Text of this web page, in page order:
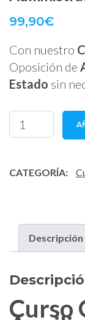
99,90€
Con nuestro
Oposición de
Estado sin
Curso
Online
cantidad
CATEGORÍA:
Descripción
Curso